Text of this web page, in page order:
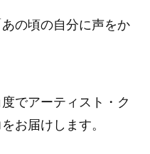
の頃の自分に声をか
でアーティスト・ク
お届けします。